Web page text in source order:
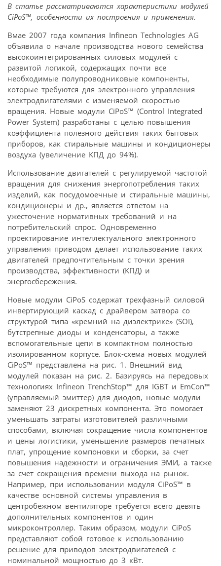
В статье рассматриваются характеристики модулей
CiPoS™, особенности их построения и применения.
Вмае 2007 года компания Infineon Technologies AG
объявила о начале производства нового семейства
высокоинтегрированных силовых модулей с
развитой логикой, содержащих почти все
необходимые полупроводниковые компоненты,
которые требуются для электронного управления
электродвигателями с изменяемой скоростью
вращения. Новые модули CiPoS™ (Control Integrated
Power System) разработаны с целью повышения
коэффициента полезного действия таких бытовых
приборов, как стиральные машины и кондиционеры
воздуха (увеличение КПД до 94%).
Использование двигателей с регулируемой частотой
вращения для снижения энергопотребления таких
изделий, как посудомоечные и стиральные машины,
кондиционеры и др., является ответом на
ужесточение нормативных требований и на
потребительский спрос. Одновременно
проектирование интеллектуального электронного
управления приводом делает использование таких
двигателей предпочтительным с точки зрения
производства, эффективности (КПД) и
энергосбережения.
Новые модули CiPoS содержат трехфазный силовой
инвертирующий каскад с драйвером затвора со
структурой типа «кремний на диэлектрике» (SOI),
бутстрепные диоды и конденсаторы, а также
вспомогательные цепи в компактном полностью
изолированном корпусе. Блок-схема новых модулей
CiPoS™ представлена на рис. 1. Внешний вид
модулей показан на рис. 2. Базируясь на передовых
технологиях Infineon TrenchStop™ для IGBT и EmCon™
(управляемый эмиттер) для диодов, новые модули
заменяют 23 дискретных компонента. Это помогает
уменьшать затраты изготовителей различными
способами, включая сокращение числа компонентов
и цены логистики, уменьшение размеров печатных
плат, упрощение компоновки и сборки, за счет
повышения надежности и ограничения ЭМИ, а также
за счет сокращения времени выхода на рынок.
Например, при использовании модуля CiPoS™ в
качестве основной системы управления в
центробежном вентиляторе требуется всего девять
дополнительных компонентов и один
микроконтроллер. Таким образом, модули CiPoS
представляют собой готовое к использованию
решение для приводов электродвигателей с
номинальной мощностью до 3 кВт.